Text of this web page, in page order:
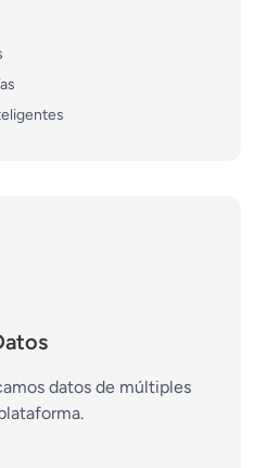
datos de múltiples